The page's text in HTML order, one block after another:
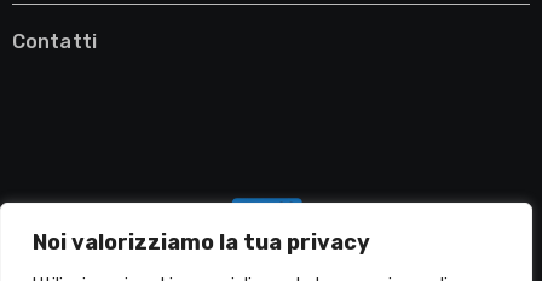
Noi valorizziamo la tua privacy
Contatti